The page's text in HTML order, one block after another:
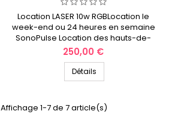
Location LASER 10w RGBLocation le
week-end ou 24 heures en semaine
SonoPulse Location des hauts-de-
Franc
Prix
250,00 €
Détails
Affichage 1-7 de 7 article(s)